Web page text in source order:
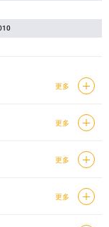
更多
更多
更多
更多